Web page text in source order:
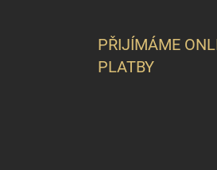
PŘIJÍMÁME
PLATBY